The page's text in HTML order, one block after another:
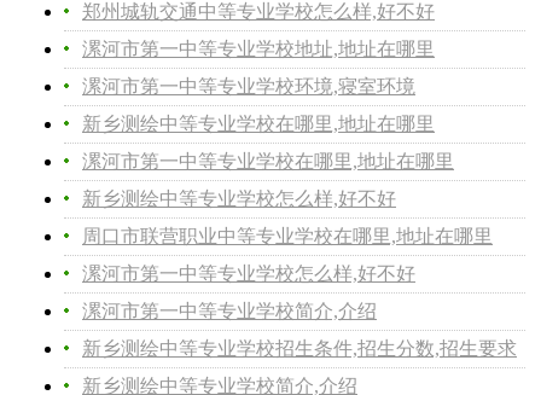
郑州城轨交通中等专业学校怎么样,好不好
漯河市第一中等专业学校地址,地址在哪里
漯河市第一中等专业学校环境,寝室环境
新乡测绘中等专业学校在哪里,地址在哪里
漯河市第一中等专业学校在哪里,地址在哪里
新乡测绘中等专业学校怎么样,好不好
周口市联营职业中等专业学校在哪里,地址在哪里
漯河市第一中等专业学校怎么样,好不好
漯河市第一中等专业学校简介,介绍
新乡测绘中等专业学校招生条件,招生分数,招生要求
新乡测绘中等专业学校简介,介绍